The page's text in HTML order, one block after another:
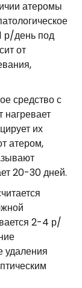
атеромы
р/день под
от
средство с
их
атером,
20-30 дней.
2-4 р/
удаления